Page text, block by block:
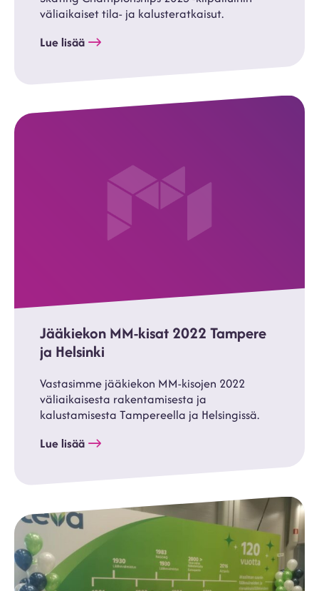
väliaikaiset tila- ja kalusteratkaisut.
Lue lisää
Jääkiekon MM-kisat 2022 Tampere
ja Helsinki
Vastasimme jääkiekon MM-kisojen 2022
väliaikaisesta rakentamisesta ja
kalustamisesta Tampereella ja Helsingissä.
Lue lisää